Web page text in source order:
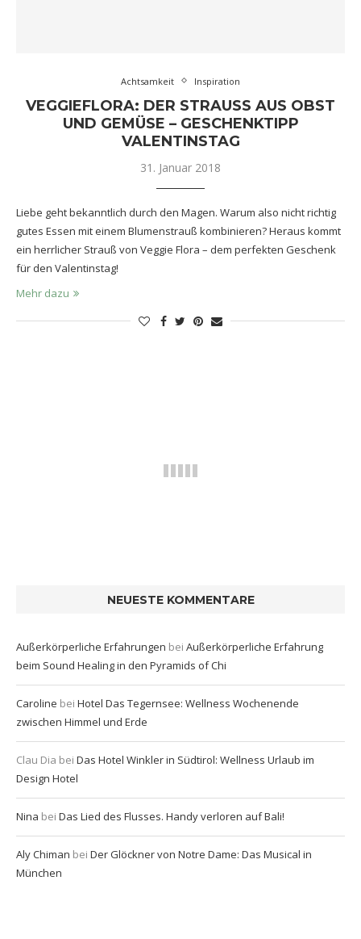
Achtsamkeit Inspiration
VEGGIEFLORA: DER STRAUSS AUS OBST U
ND GEMÜSE – GESCHENKTIPP V
ALENTINSTAG
31. Januar 2018
Liebe geht bekanntlich durch den Magen. Warum also nicht richtig
gutes Essen mit einem Blumenstrauß kombinieren? Heraus kommt
ein herrlicher Strauß von Veggie Flora – dem perfekten Geschenk
für den Valentinstag!
Mehr dazu
NEUESTE KOMMENTARE
Außerkörperliche Erfahrungen bei Außerkörperliche Erfahrung
beim Sound Healing in den Pyramids of Chi
Caroline bei Hotel Das Tegernsee: Wellness Wochenende
zwischen Himmel und Erde
Clau Dia bei Das Hotel Winkler in Südtirol: Wellness Urlaub im
Design Hotel
Nina bei Das Lied des Flusses. Handy verloren auf Bali!
Aly Chiman bei Der Glöckner von Notre Dame: Das Musical in
München